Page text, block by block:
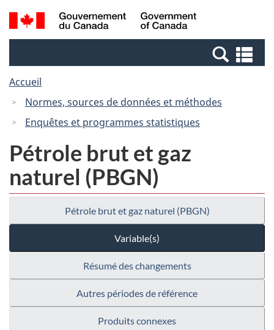
Passer
au
Passer
à
Canada
Recherche
et
et
Accueil
Normes, sources de données et méthodes
Enquêtes et programmes statistiques
Pétrole brut et gaz
naturel (PBGN)
Pétrole brut et gaz naturel (PBGN)
Variable(s)
Résumé des changements
Autres périodes de référence
Produits connexes